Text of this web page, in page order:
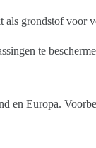
grondstof voor
te
en Europa.